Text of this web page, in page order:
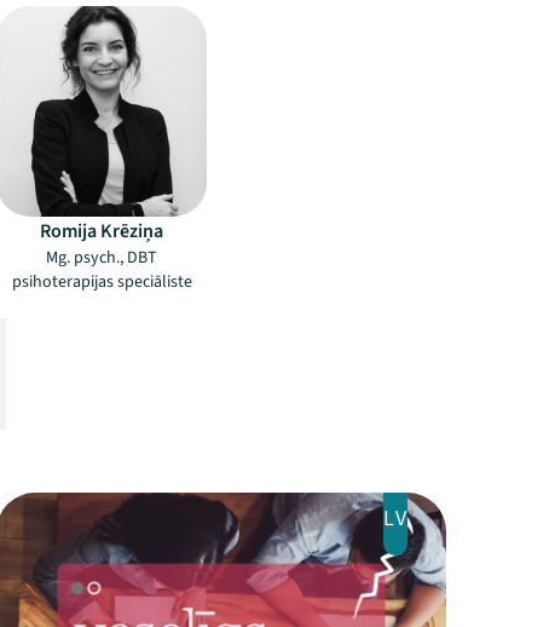
Romija Krēziņa
Mg. psych., DBT
psihoterapijas speciāliste
LV